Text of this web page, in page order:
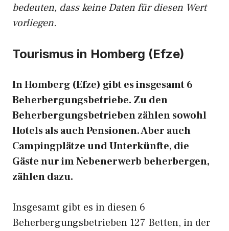
bedeuten, dass keine Daten für diesen Wert
vorliegen.
Tourismus in Homberg (Efze)
In Homberg (Efze) gibt es insgesamt 6
Beherbergungsbetriebe. Zu den
Beherbergungsbetrieben zählen sowohl
Hotels als auch Pensionen. Aber auch
Campingplätze und Unterkünfte, die
Gäste nur im Nebenerwerb beherbergen,
zählen dazu.
Insgesamt gibt es in diesen 6
Beherbergungsbetrieben 127 Betten, in der